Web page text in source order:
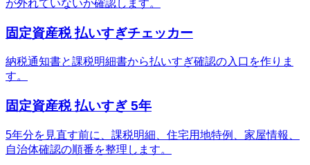
が外れていないか確認します。
固定資産税 払いすぎチェッカー
納税通知書と課税明細書から払いすぎ確認の入口を作りま
す。
固定資産税 払いすぎ 5年
5年分を見直す前に、課税明細、住宅用地特例、家屋情報、
自治体確認の順番を整理します。